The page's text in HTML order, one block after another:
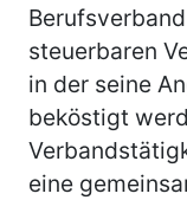
steuerbaren
in der seine
beköstigt
eine